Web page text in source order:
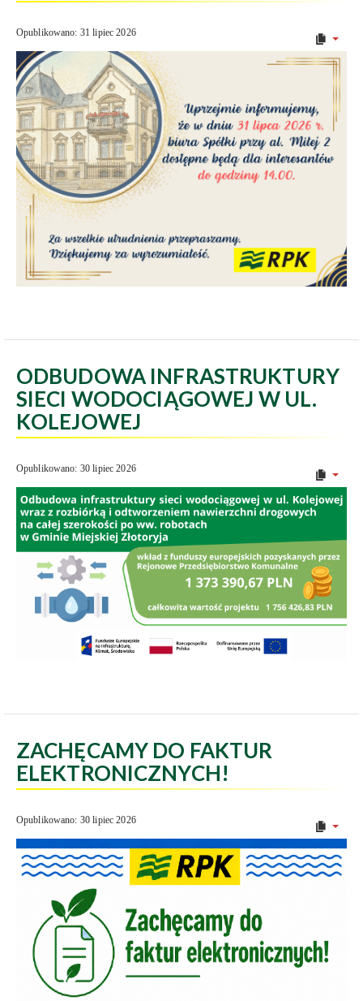
Opublikowano: 31 lipiec 2026
ODBUDOWA INFRASTRUKTURY
SIECI WODOCIĄGOWEJ W UL.
KOLEJOWEJ
Opublikowano: 30 lipiec 2026
ZACHĘCAMY DO FAKTUR
ELEKTRONICZNYCH!
Opublikowano: 30 lipiec 2026